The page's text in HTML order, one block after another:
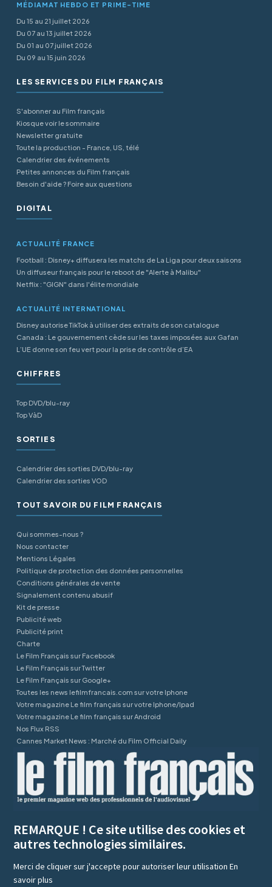
MÉDIAMAT HEBDO ET PRIME-TIME
Du 15 au 21 juillet 2026
Du 07 au 13 juillet 2026
Du 01 au 07 juillet 2026
Du 09 au 15 juin 2026
LES SERVICES DU FILM FRANÇAIS
S'abonner au Film français
Kiosque voir le sommaire
Newsletter gratuite
Toute la production - France, US, télé
Calendrier des événements
Petites annonces du Film français
Besoin d'aide ? Foire aux questions
DIGITAL
ACTUALITÉ FRANCE
Football : Disney+ diffusera les matchs de La Liga pour deux saisons
Un diffuseur français pour le reboot de "Alerte à Malibu"
Netflix : "GIGN" dans l'élite mondiale
ACTUALITÉ INTERNATIONAL
Disney autorise TikTok à utiliser des extraits de son catalogue
Canada : Le gouvernement cède sur les taxes imposées aux Gafan
L’UE donne son feu vert pour la prise de contrôle d’EA
CHIFFRES
Top DVD/blu-ray
Top VàD
SORTIES
Calendrier des sorties DVD/blu-ray
Calendrier des sorties VOD
TOUT SAVOIR DU FILM FRANÇAIS
Qui sommes-nous ?
Nous contacter
Mentions Légales
Politique de protection des données personnelles
Conditions générales de vente
Signalement contenu abusif
Kit de presse
Publicité web
Publicité print
Charte
Le Film Français sur Facebook
Le Film Français sur Twitter
Le Film Français sur Google+
Toutes les news lefilmfrancais.com sur votre Iphone
Votre magazine Le film français sur votre Iphone/Ipad
Votre magazine Le film français sur Android
Nos Flux RSS
Cannes Market News : Marché du Film Official Daily
REMARQUE ! Ce site utilise des cookies et
autres technologies similaires.
Merci de cliquer sur j'accepte pour autoriser leur utilisationEn
savoir plus